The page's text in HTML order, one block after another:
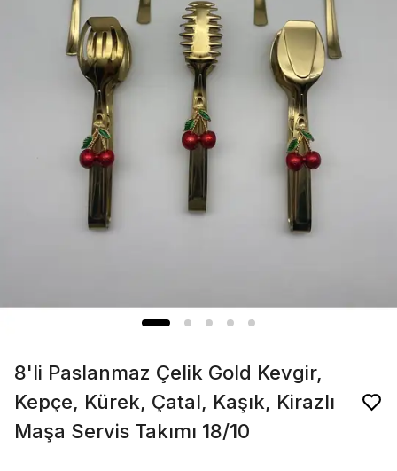
8'li Paslanmaz Çelik Gold Kevgir,
Kepçe, Kürek, Çatal, Kaşık, Kirazlı
Maşa Servis Takımı 18/10